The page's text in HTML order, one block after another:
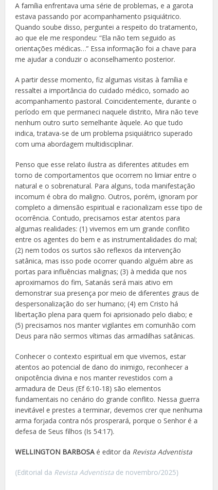
A família enfrentava uma série de problemas, e a garota
estava passando por acompanhamento psiquiátrico.
Quando soube disso, perguntei a respeito do tratamento,
ao que ele me respondeu: “Ela não tem seguido as
orientações médicas…” Essa informação foi a chave para
me ajudar a conduzir o aconselhamento posterior.
A partir desse momento, fiz algumas visitas à família e
ressaltei a importância do cuidado médico, somado ao
acompanhamento pastoral. Coincidentemente, durante o
período em que permaneci naquele distrito, Mira não teve
nenhum outro surto semelhante àquele. Ao que tudo
indica, tratava-se de um problema psiquiátrico superado
com uma abordagem multidisciplinar.
Penso que esse relato ilustra as diferentes atitudes em
torno de comportamentos que ocorrem no limiar entre o
natural e o sobrenatural. Para alguns, toda manifestação
incomum é obra do maligno. Outros, porém, ignoram por
completo a dimensão espiritual e racionalizam esse tipo de
ocorrência. Contudo, precisamos estar atentos para
algumas realidades: (1) vivemos em um grande conflito
entre os agentes do bem e as instrumentalidades do mal;
(2) nem todos os surtos são reflexos da intervenção
satânica, mas isso pode ocorrer quando alguém abre as
portas para influências malignas; (3) à medida que nos
aproximamos do fim, Satanás será mais ativo em
demonstrar sua presença por meio de diferentes graus de
despersonalização do ser humano; (4) em Cristo há
libertação plena para quem foi aprisionado pelo diabo; e
(5) precisamos nos manter vigilantes em comunhão com
Deus para não sermos vítimas das armadilhas satânicas.
Conhecer o contexto espiritual em que vivemos, estar
atentos ao potencial de dano do inimigo, reconhecer a
onipotência divina e nos manter revestidos com a
armadura de Deus (Ef 6:10-18) são elementos
fundamentais no cenário do grande conflito. Nessa guerra
inevitável e prestes a terminar, devemos crer que nenhuma
arma forjada contra nós prosperará, porque o Senhor é a
defesa de Seus filhos (Is 54:17).
WELLINGTON BARBOSA é editor da Revista Adventista
(Editorial da Revista Adventista de novembro/2025)